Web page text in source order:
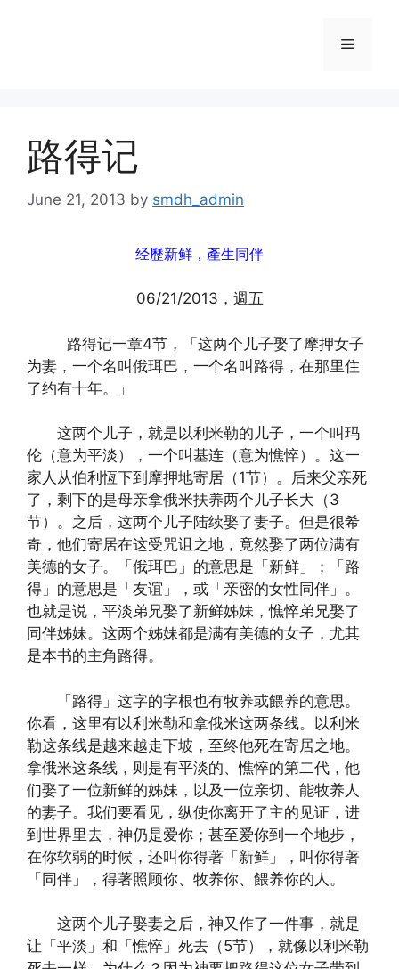
Menu
路得记
June 21, 2013 by smdh_admin
经歷新鲜，產生同伴
06/21/2013，週五
路得记一章4节，「这两个儿子娶了摩押女子
为妻，一个名叫俄珥巴，一个名叫路得，在那里住
了约有十年。」
这两个儿子，就是以利米勒的儿子，一个叫玛
伦（意为平淡），一个叫基连（意为憔悴）。这一
家人从伯利恆下到摩押地寄居（1节）。后来父亲死
了，剩下的是母亲拿俄米扶养两个儿子长大（3
节）。之后，这两个儿子陆续娶了妻子。但是很希
奇，他们寄居在这受咒诅之地，竟然娶了两位满有
美德的女子。「俄珥巴」的意思是「新鲜」；「路
得」的意思是「友谊」，或「亲密的女性同伴」。
也就是说，平淡弟兄娶了新鲜姊妹，憔悴弟兄娶了
同伴姊妹。这两个姊妹都是满有美德的女子，尤其
是本书的主角路得。
「路得」这字的字根也有牧养或餵养的意思。
你看，这里有以利米勒和拿俄米这两条线。以利米
勒这条线是越来越走下坡，至终他死在寄居之地。
拿俄米这条线，则是有平淡的、憔悴的第二代，他
们娶了一位新鲜的姊妹，以及一位亲切、能牧养人
的妻子。我们要看见，纵使你离开了主的见证，进
到世界里去，神仍是爱你；甚至爱你到一个地步，
在你软弱的时候，还叫你得著「新鲜」，叫你得著
「同伴」，得著照顾你、牧养你、餵养你的人。
这两个儿子娶妻之后，神又作了一件事，就是
让「平淡」和「憔悴」死去（5节），就像以利米勒